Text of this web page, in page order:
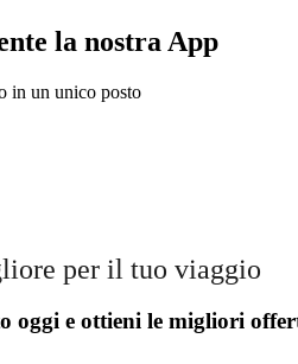
la nostra App
in un unico posto
per il tuo viaggio
oggi e ottieni le migliori